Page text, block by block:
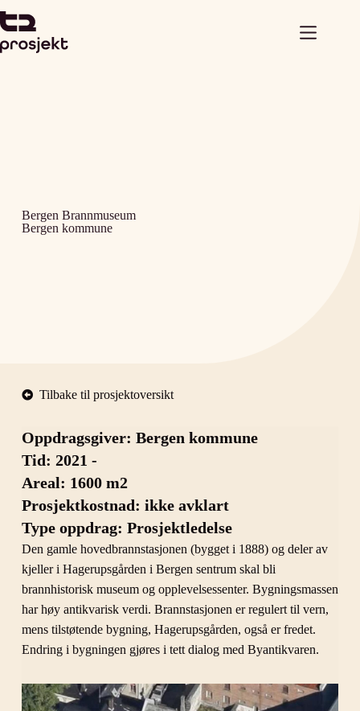
Bergen Brannmuseum
Bergen kommune
Tilbake til prosjektoversikt
Oppdragsgiver: Bergen kommune
Tid: 2021 -
Areal: 1600 m2
Prosjektkostnad: ikke avklart
Type oppdrag: Prosjektledelse
Den gamle hovedbrannstasjonen (bygget i 1888) og deler av
kjeller i Hagerupsgården i Bergen sentrum skal bli
brannhistorisk museum og opplevelsessenter. Bygningsmassen
har høy antikvarisk verdi. Brannstasjonen er regulert til vern,
mens tilstøtende bygning, Hagerupsgården, også er fredet.
Endring i bygningen gjøres i tett dialog med Byantikvaren.